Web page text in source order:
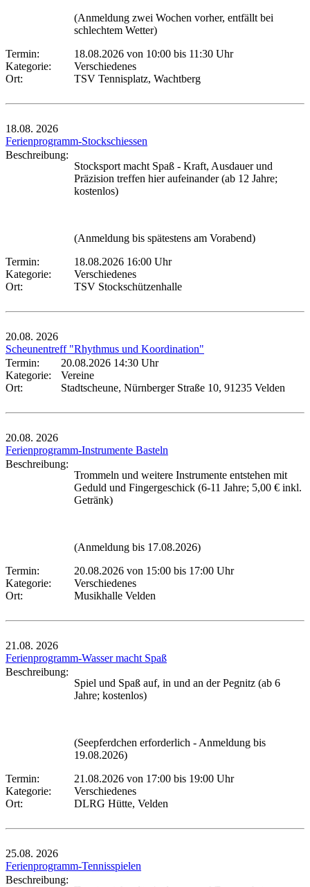
(Anmeldung zwei Wochen vorher, entfällt bei
schlechtem Wetter)
Termin:
18.08.2026 von 10:00 bis 11:30 Uhr
Kategorie:
Verschiedenes
Ort:
TSV Tennisplatz, Wachtberg
18.08. 2026
Ferienprogramm-Stockschiessen
Beschreibung:
Stocksport macht Spaß - Kraft, Ausdauer und
Präzision treffen hier aufeinander (ab 12 Jahre;
kostenlos)
(Anmeldung bis spätestens am Vorabend)
Termin:
18.08.2026 16:00 Uhr
Kategorie:
Verschiedenes
Ort:
TSV Stockschützenhalle
20.08. 2026
Scheunentreff "Rhythmus und Koordination"
Termin:
20.08.2026 14:30 Uhr
Kategorie:
Vereine
Ort:
Stadtscheune, Nürnberger Straße 10, 91235 Velden
20.08. 2026
Ferienprogramm-Instrumente Basteln
Beschreibung:
Trommeln und weitere Instrumente entstehen mit
Geduld und Fingergeschick (6-11 Jahre; 5,00 € inkl.
Getränk)
(Anmeldung bis 17.08.2026)
Termin:
20.08.2026 von 15:00 bis 17:00 Uhr
Kategorie:
Verschiedenes
Ort:
Musikhalle Velden
21.08. 2026
Ferienprogramm-Wasser macht Spaß
Beschreibung:
Spiel und Spaß auf, in und an der Pegnitz (ab 6
Jahre; kostenlos)
(Seepferdchen erforderlich - Anmeldung bis
19.08.2026)
Termin:
21.08.2026 von 17:00 bis 19:00 Uhr
Kategorie:
Verschiedenes
Ort:
DLRG Hütte, Velden
25.08. 2026
Ferienprogramm-Tennisspielen
Beschreibung: